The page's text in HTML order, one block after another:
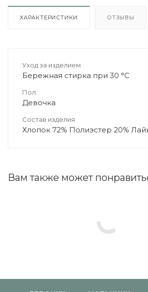
ХАРАКТЕРИСТИКИ ОТЗЫВЫ
Уход за изделием
Бережная стирка при 30 °C
Пол
Девочка
Состав изделия
Хлопок 72% Полиэстер 20%
Вам также может